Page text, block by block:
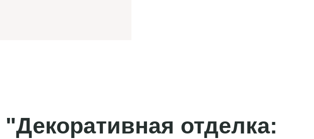
отделка: